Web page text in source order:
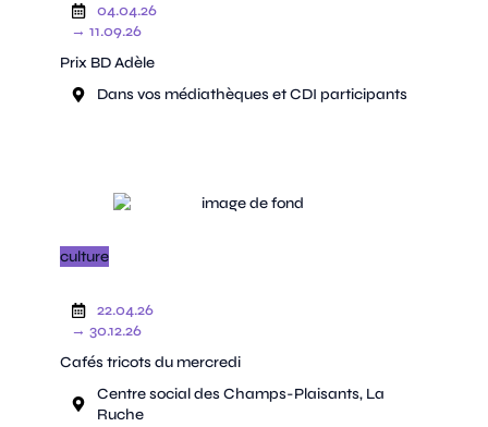
04.04.26
→ 11.09.26
Prix BD Adèle
Dans vos médiathèques et CDI participants
culture
22.04.26
→ 30.12.26
Cafés tricots du mercredi
Centre social des Champs-Plaisants, La
Ruche